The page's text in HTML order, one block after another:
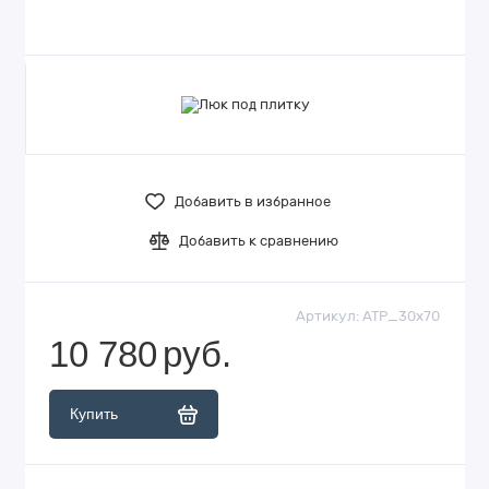
Добавить в избранное
Добавить к сравнению
Артикул: АТР_30х70
10 780 руб.
Купить